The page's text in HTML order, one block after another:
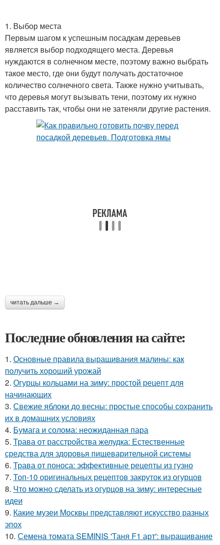
1. Выбор места
Первым шагом к успешным посадкам деревьев
является выбор подходящего места. Деревья
нуждаются в солнечном месте, поэтому важно выбрать
такое место, где они будут получать достаточное
количество солнечного света. Также нужно учитывать,
что деревья могут вызывать тени, поэтому их нужно
расставить так, чтобы они не затеняли другие растения.
читать дальше →
Последние обновления на сайте:
1. Основные правила выращивания малины: как
получить хороший урожай
2. Огурцы кольцами на зиму: простой рецепт для
начинающих
3. Свежие яблоки до весны: простые способы сохранить
их в домашних условиях
4. Бумага и солома: неожиданная пара
5. Трава от расстройства желудка: Естественные
средства для здоровья пищеварительной системы
6. Трава от поноса: эффективные рецепты из гузно
7. Топ-10 оригинальных рецептов закруток из огурцов
8. Что можно сделать из огурцов на зиму: интересные
идеи
9. Какие музеи Москвы представляют искусство разных
эпох
10. Семена томата SEMINIS 'Таня F1 арт': выращивание